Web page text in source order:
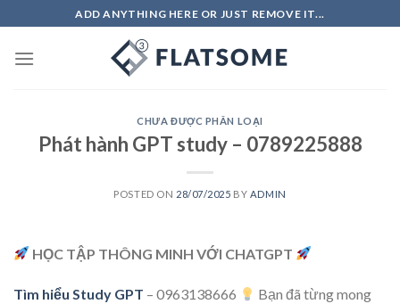
to
content
ADD ANYTHING HERE OR JUST REMOVE IT...
CHƯA ĐƯỢC PHÂN LOẠI
Phát hành GPT study – 0789225888
POSTED ON 28/07/2025 BY ADMIN
HỌC TẬP THÔNG MINH VỚI CHATGPT
Tìm hiểu Study GPT – 0963138666
Bạn đã từng mong